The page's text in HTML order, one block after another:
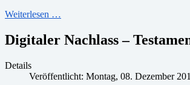
Weiterlesen …
Digitaler Nachlass –
Details
Veröffentlicht: Montag, 08. Dezember